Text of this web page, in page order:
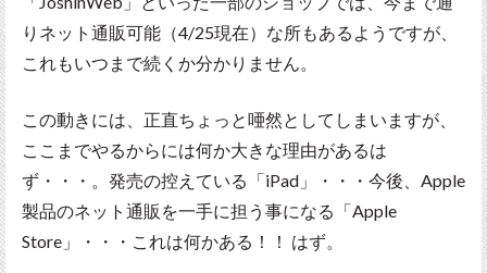
りネット通販可能（4/25現在）な所もあるようですが、
これもいつまで続くか分かりません。
この動きには、正直ちょっと唖然としてしまいますが、
ここまでやるからには何か大きな理由があるは
ず・・・。発売の控えている「iPad」・・・今後、Apple
製品のネット通販を一手に担う事になる「Apple
Store」・・・これは何かある！！ はず。